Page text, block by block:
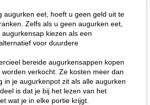
augurken eet, hoeft u geen geld uit te
Zelfs als u geen augurken eet,
kiezen als een
voor duurdere
bereide augurkensappen kopen
verkocht. Ze kosten meer dan
in je augurkenpot zit als alle augurken
is dat je bij het lezen van het
wat je in elke portie krijgt.